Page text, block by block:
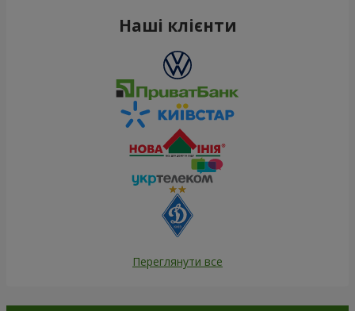
Наші клієнти
Переглянути все